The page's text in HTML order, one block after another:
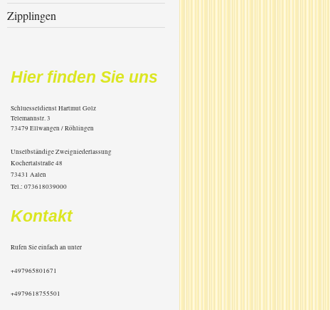
Zipplingen
Hier finden Sie uns
Schluesseldienst Hartmut Golz
Telemannstr.3
73479Ellwangen / Röhlingen
Unselbständige Zweigniederlassung
Kochertalstraße 48
73431 Aalen
Tel.: 073618039000
Kontakt
Rufen Sie einfach an unter
+497965801671
+4979618755501